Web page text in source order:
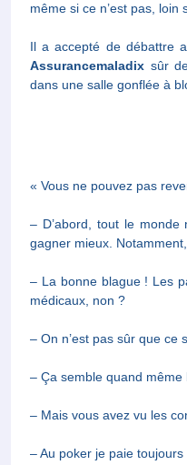
pas, loin s’en faut, la
Il a accepté de
Assurancemaladix sûr
salle gonflée à bloc.
« Vous ne pouvez pas
– D’abord, tout le monde
mieux. Notamment, pour
– La bonne blague ! Les
médicaux, non ?
– On n’est pas sûr que ce
– Ça semble quand même
– Mais vous avez vu les
– Au poker je paie